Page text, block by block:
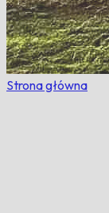
Strona główna